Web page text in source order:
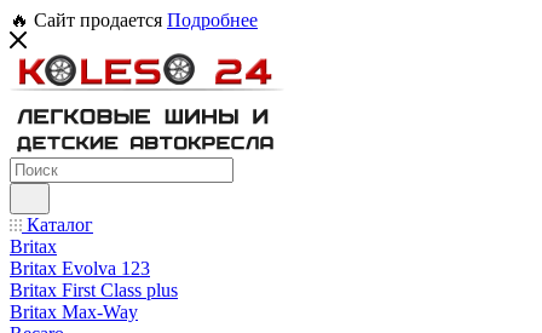
🔥 Сайт продается Подробнее
Каталог
Britax
Britax Evolva 123
Britax First Class plus
Britax Max-Way